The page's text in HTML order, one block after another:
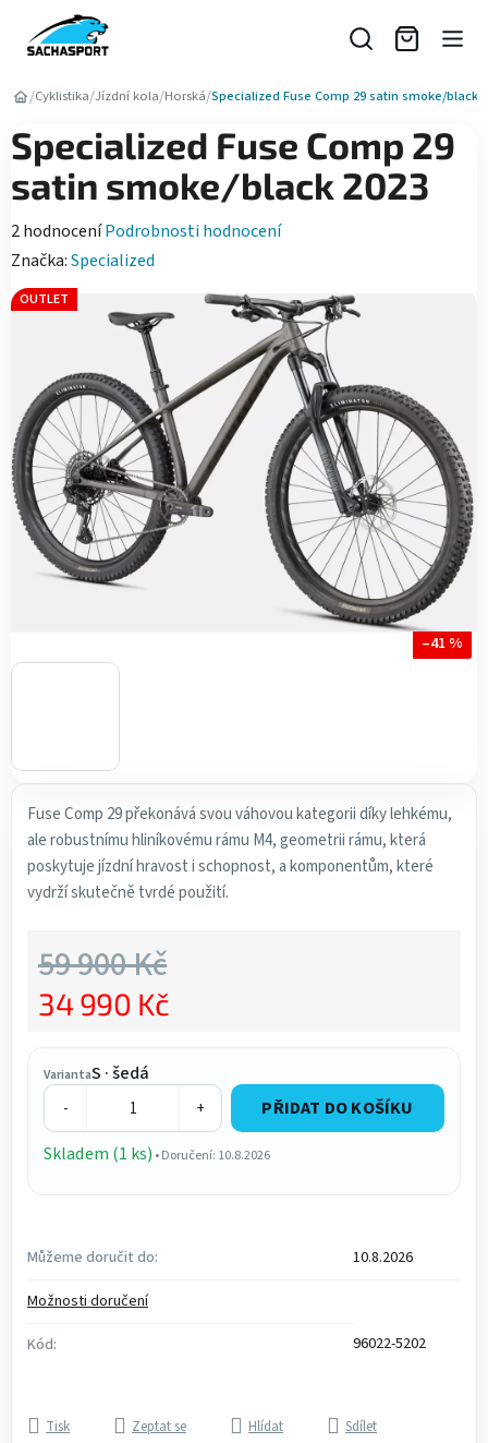
obsah
/Cyklistika/Jízdní kola/Horská/Specialized Fuse Comp 29 satin smoke/black
Fuse Comp 29 překonává svou váhovou kategorii díky lehkému,
ale robustnímu hliníkovému rámu M4, geometrii rámu, která
poskytuje jízdní hravost i schopnost, a komponentům, které
vydrží skutečně tvrdé použití.
VariantaS · šedá
- +
PŘIDAT DO KOŠÍKU
Skladem (1 ks) • Doručení: 10.8.2026
Můžeme doručit do:
10.8.2026
Možnosti doručení
Kód:
96022-5202
59 900 Kč
34 990 Kč
Tisk Zeptat se Hlídat Sdílet
Specialized Fuse Comp 29
satin smoke/black 2023
Průměrné
hodnocení
produktu
je
hvězdiček.
2 hodnoceníPodrobnosti hodnocení
Značka:Specialized
OUTLET
–41 %